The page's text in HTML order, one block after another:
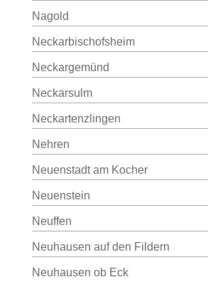
Nagold
Neckarbischofsheim
Neckargemünd
Neckarsulm
Neckartenzlingen
Nehren
Neuenstadt am Kocher
Neuenstein
Neuffen
Neuhausen auf den Fildern
Neuhausen ob Eck